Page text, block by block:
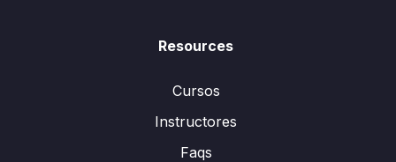
Resources
Cursos
Instructores
Faqs